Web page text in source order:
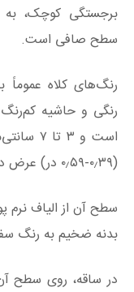
برجستگی کوچک،
سطح صافی است.
رنگ‌های کلاه عموماً
رنگی و حاشیه
(۰٫۳۹-۰٫۵۹ در) عرض دارد.
سطح آن از الیاف
بدنه ضخیم به رنگ
در ساقه، روی